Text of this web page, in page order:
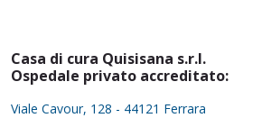
Casa di cura Quisisana s.r.l.
Ospedale privato accreditato:
Viale Cavour, 128 - 44121 Ferrara